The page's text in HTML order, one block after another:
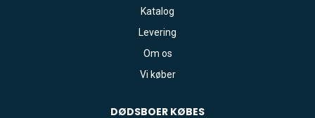
Katalog
Levering
Om os
Vi køber
DØDSBOER KØBES